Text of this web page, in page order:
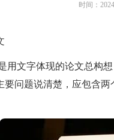
时间：
文字体现的论文总构
要问题说清楚，应包含两